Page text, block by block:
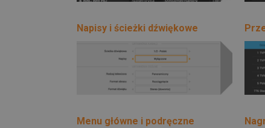
Napisy i ścieżki dźwiękowe
Menu główne i podręczne